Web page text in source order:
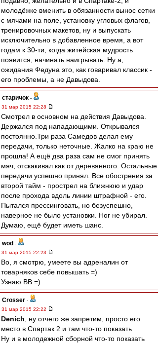
молодёжке вменить в обязанности вынос сетки
с мячами на поле, установку угловых флагов,
тренировочных макетов, ну и выпускать
исключительно в добавленное время, а вот
годам к 30-ти, когда житейская мудрость
появится, начинать наигрывать. Ну а,
ожидания Федуна это, как говаривал классик -
его проблемы, а не Давыдова.
старичок -
31 мар 2015 22:28
Смотрел в основном на действия Давыдова.
Держался под нападающими. Открывался
постоянно.Три раза Самедов делал ему
передачи, только неточные. Жалко на краю не
прошла! А ещё два раза сам не смог принять
мяч, отскакивал как от деревянного. Остальные
передачи успешно принял. Все обострения за
второй тайм - прострел на ближнюю и удар
после прохода вдоль линии штрафной - его.
Пытался прессинговать, но безуспешно,
наверное не было установки. Ног не убирал.
Думаю, ещё будет иметь шанс.
wod -
31 мар 2015 22:23
Во, я смотрю, умеете вы адреналин от
товарняков себе повышать =)
Узнаю ВВ =)
Crosser -
31 мар 2015 22:22
Denich , ну отчего же запретим, просто его
место в Спартак 2 и там что-то показать
Ну и в молодежной сборной что-то показать